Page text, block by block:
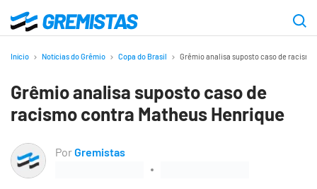
para
principal
Gremistas
Início Notícias do Grêmio Copa do Brasil Grêmio analisa suposto caso de
Grêmio analisa suposto caso de
racismo contra Matheus Henrique
PorGremistas